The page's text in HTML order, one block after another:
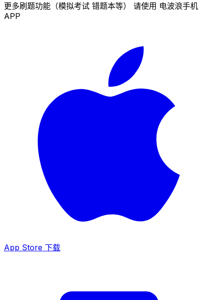
更多刷题功能（模拟考试 错题本等） 请使用 电波浪手机
APP
App Store 下载